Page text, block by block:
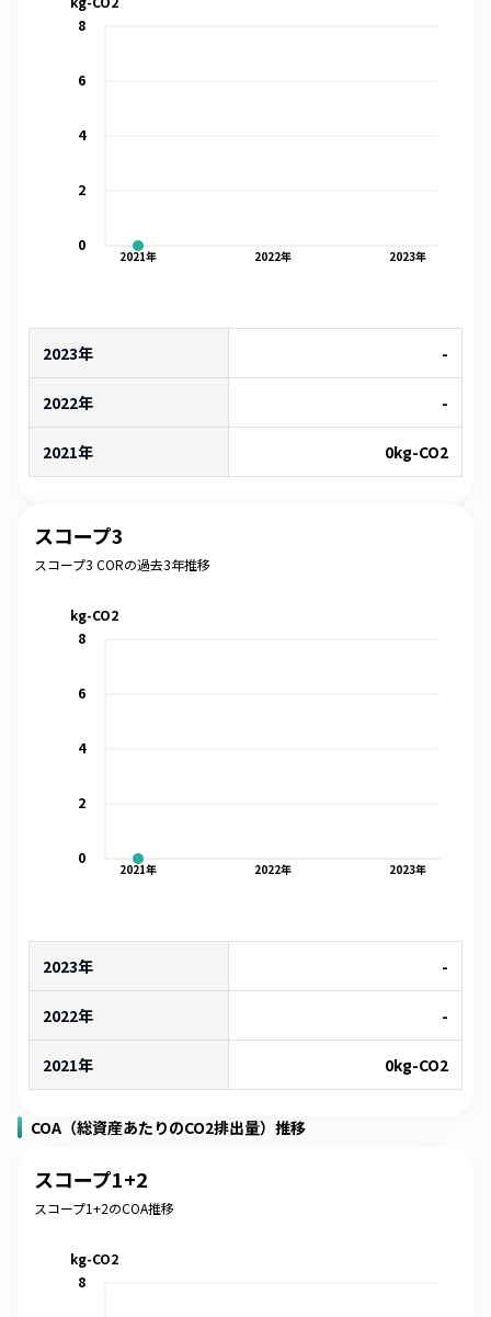
2021年 2022年 2023年
0
2
4
6
8
2023年 -
2022年 -
2021年 0kg-CO2
スコープ3
スコープ3 CORの過去3年推移
2021年 2022年 2023年
0
2
4
6
8
kg-CO2
2023年 -
2022年 -
2021年 0kg-CO2
COA（総資産あたりのCO2排出量）推移
スコープ1+2
スコープ1+2のCOA推移
8
kg-CO2